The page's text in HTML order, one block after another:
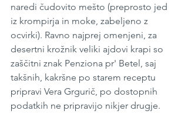
naredi čudovito mešto (preprosto jed
iz krompirja in moke, zabeljeno z
ocvirki). Ravno najprej omenjeni, za
desertni krožnik veliki ajdovi krapi so
zaščitni znak Penziona pr' Betel, saj
takšnih, kakršne po starem receptu
pripravi Vera Grgurič, po dostopnih
podatkih ne pripravijo nikjer drugje.